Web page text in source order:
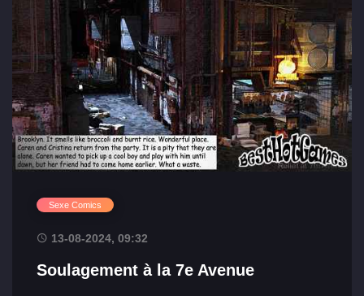
Sexe Comics
13-08-2024, 09:32
Soulagement à la 7e Avenue